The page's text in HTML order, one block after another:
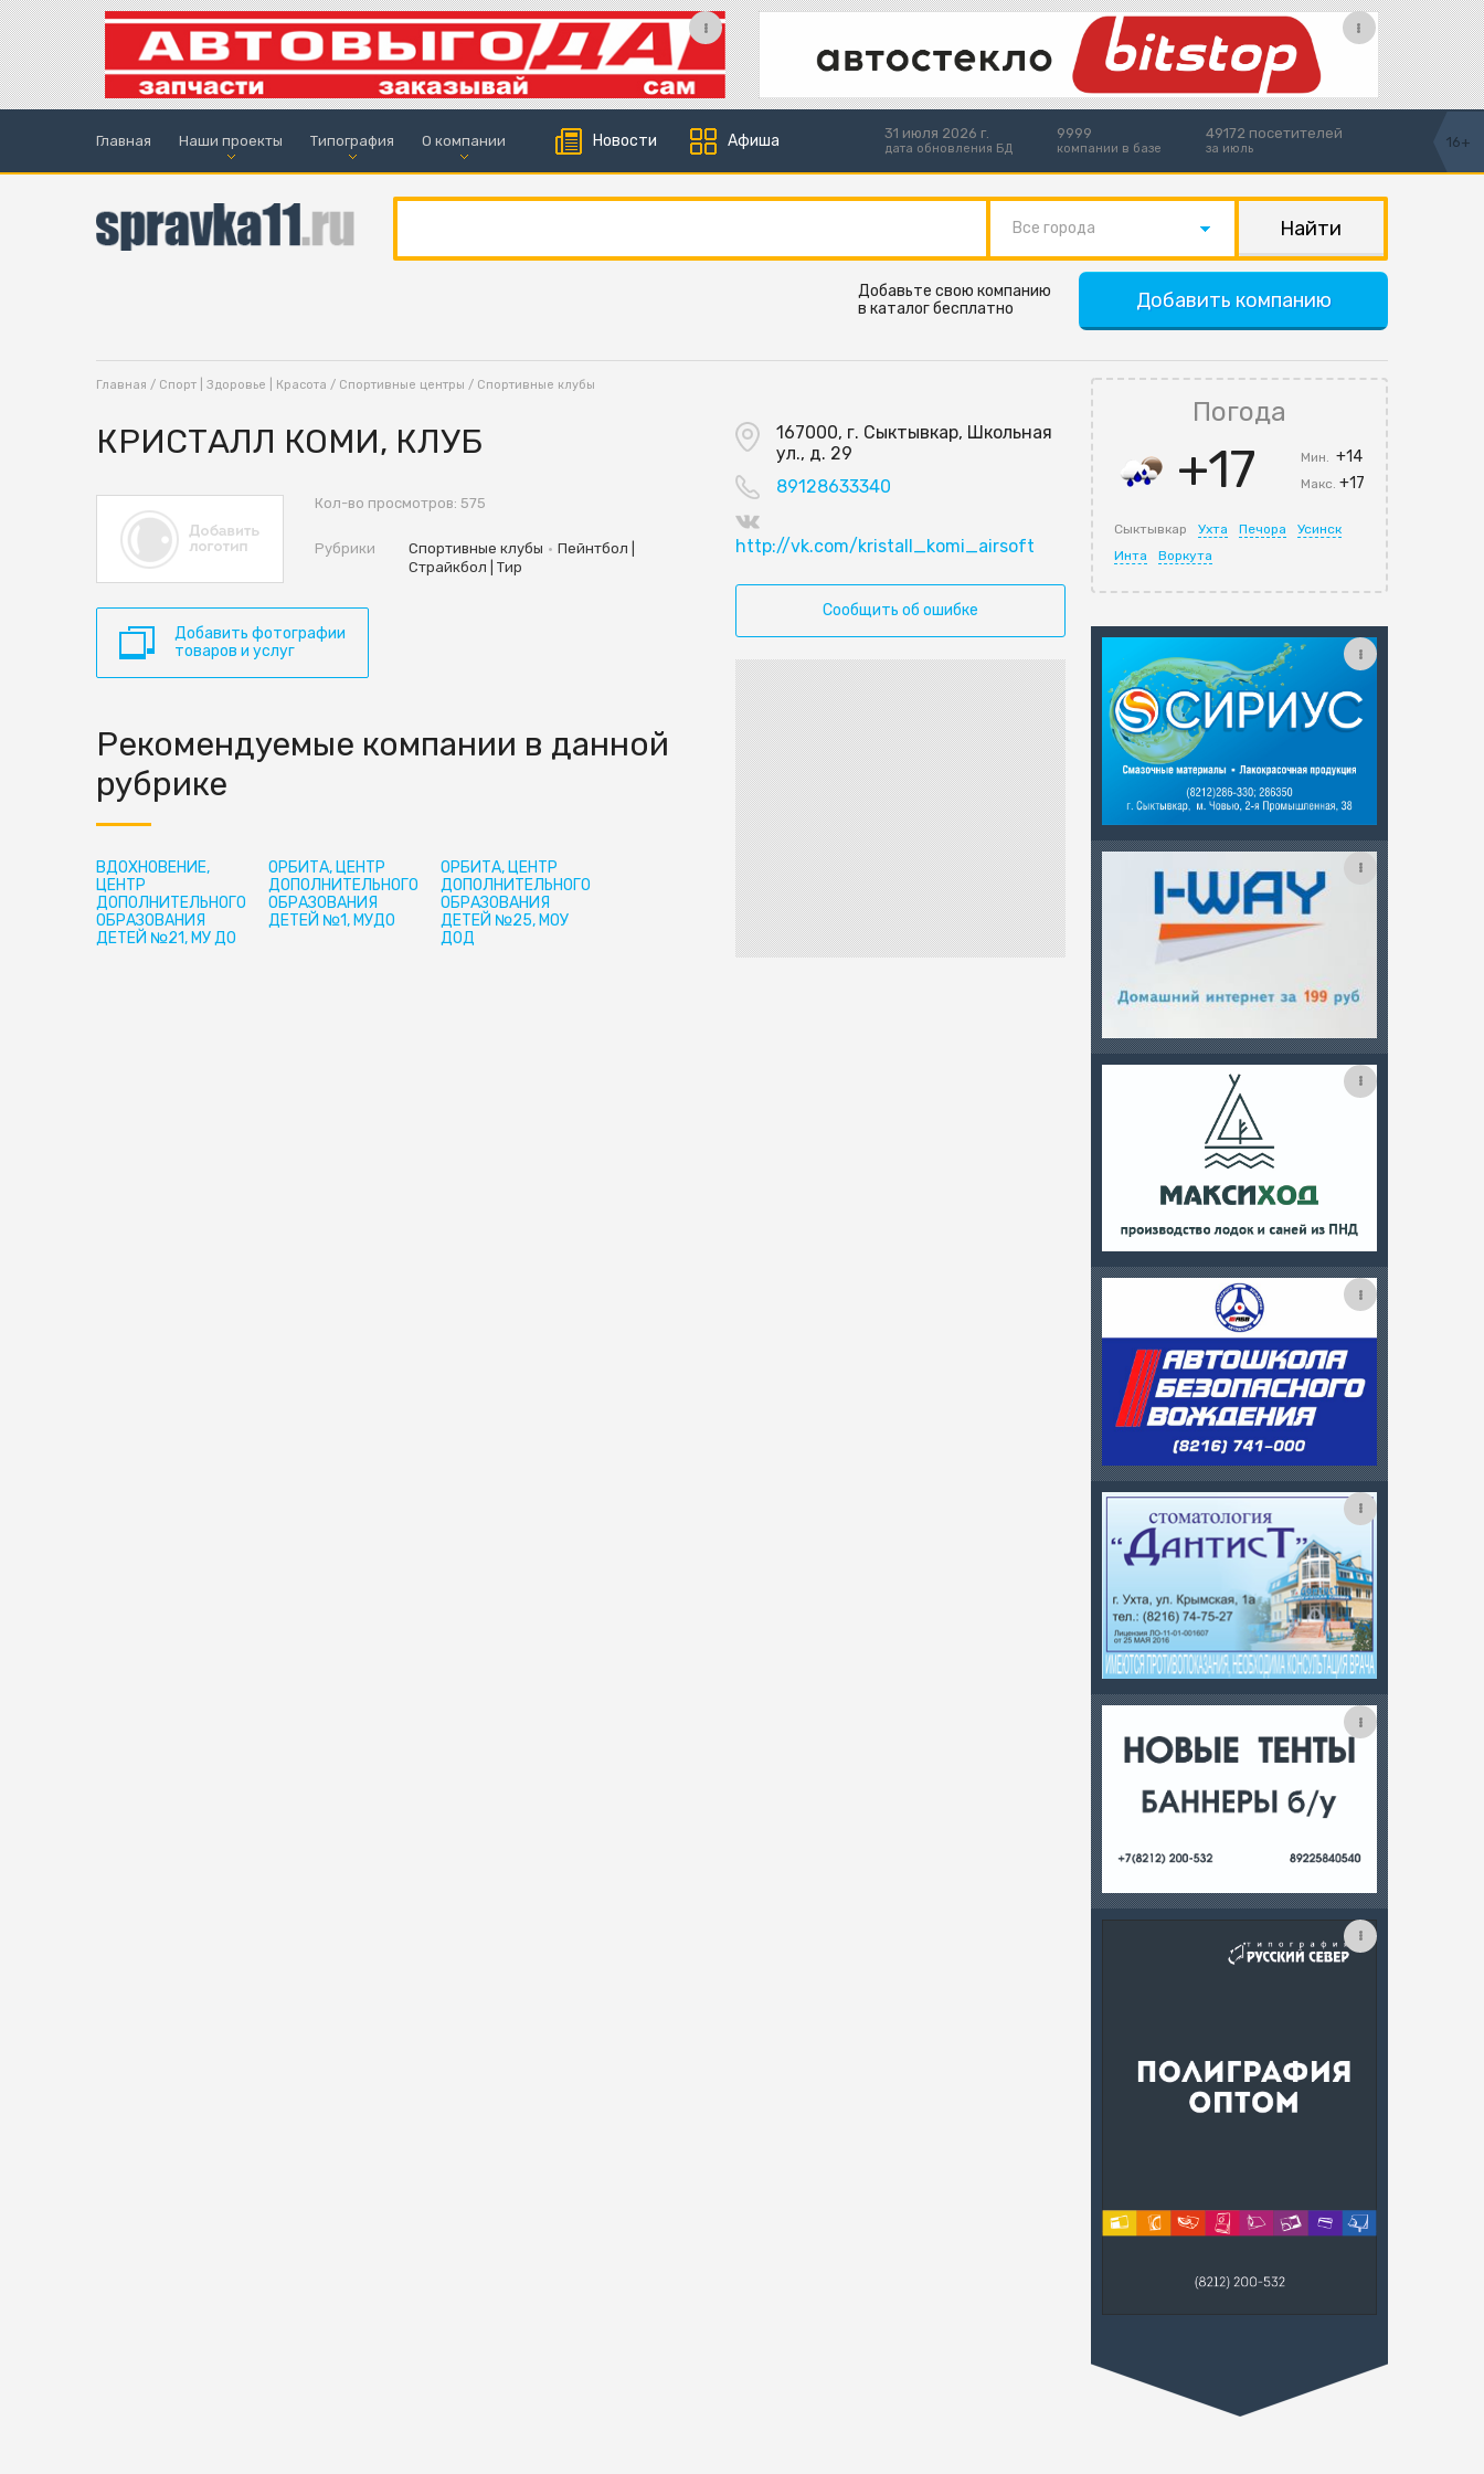
Главная Наши проекты Типография О компании Новости Афиша 31 июля 2026 г.
дата обновления БД
9999
компании в базе
49172 посетителей
за июль 16+
Все города
Добавить компанию
Добавьте свою компанию
в каталог бесплатно
Главная / Спорт | Здоровье | Красота / Спортивные центры / Спортивные клубы
КРИСТАЛЛ КОМИ, КЛУБ
Кол-во просмотров: 575
Рубрики Спортивные клубы • Пейнтбол |
Страйкбол | Тир
167000, г. Сыктывкар, Школьная
ул., д. 29
89128633340
http://vk.com/kristall_komi_airsoft
Сообщить об ошибке
Добавить фотографии
товаров и услуг
Рекомендуемые компании в данной
рубрике
ВДОХНОВЕНИЕ,
ЦЕНТР
ДОПОЛНИТЕЛЬНОГО
ОБРАЗОВАНИЯ
ДЕТЕЙ №21, МУ ДО
ОРБИТА, ЦЕНТР
ДОПОЛНИТЕЛЬНОГО
ОБРАЗОВАНИЯ
ДЕТЕЙ №1, МУДО
ОРБИТА, ЦЕНТР
ДОПОЛНИТЕЛЬНОГО
ОБРАЗОВАНИЯ
ДЕТЕЙ №25, МОУ
ДОД
Погода
+17 Мин.+14
Макс.+17
Сыктывкар Ухта Печора
Усинск
Инта
Воркута